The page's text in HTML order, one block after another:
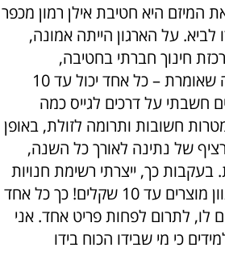
המיזם היא חטיבת אילן רמון מכפר
לביא. על הארגון הייתה אמונה,
חינוך חברתי בחטיבה,
שהתבססה על שיטה שאומרת – כל אחד יכול עד 10
חשבתי על דרכים לגייס כמה
חשובות ותרומה לזולת, באופן
של נתינה לאורך כל השנה,
בעקבות כך, ייצרתי רשימת חנויות
שניתן לרכוש בהן מגוון מוצרים עד 10 שקלים! כך כל אחד
לו, לתרום לפחות פריט אחד. אני
כי מי שבידו הכוח בידו